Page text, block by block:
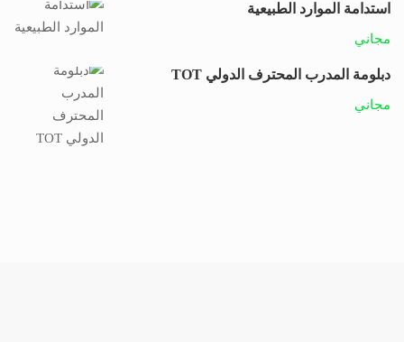
استدامة الموارد الطبيعية
مجاني
دبلومة المدرب المحترف الدولي TOT
مجاني